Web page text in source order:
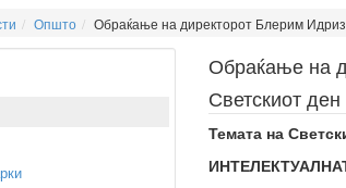
Општо Обраќање на директорот Блерим
Обраќање на
Светскиот
Темата на